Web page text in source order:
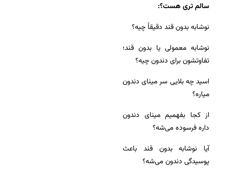
سالم تری هست؟:
نوشابه بدون قند دقیقاً چیه؟
نوشابه معمولی یا بدون قند؛
تفاوتشون برای دندون چیه؟
اسید چه بلایی سر مینای دندون
میاره؟
از کجا بفهمیم مینای دندون
داره فرسوده می‌شه؟
آیا نوشابه بدون قند باعث
پوسیدگی دندون می‌شه؟